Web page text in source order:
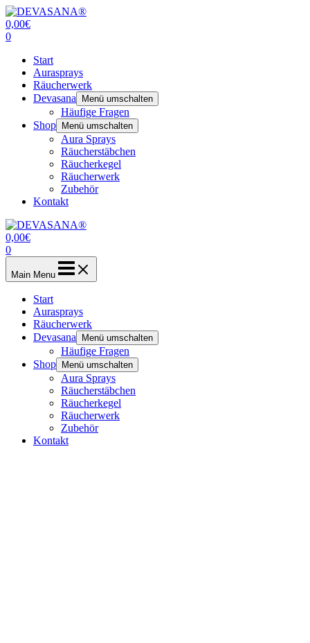
Zum
Inhalt
springen
0,00€
0
Start
Aurasprays
Räucherwerk
Devasana
Menü umschalten
Häufige Fragen
Shop
Menü umschalten
Aura Sprays
Räucherstäbchen
Räucherkegel
Räucherwerk
Zubehör
Kontakt
0,00€
0
Main Menu
Start
Aurasprays
Räucherwerk
Devasana
Menü umschalten
Häufige Fragen
Shop
Menü umschalten
Aura Sprays
Räucherstäbchen
Räucherkegel
Räucherwerk
Zubehör
Kontakt